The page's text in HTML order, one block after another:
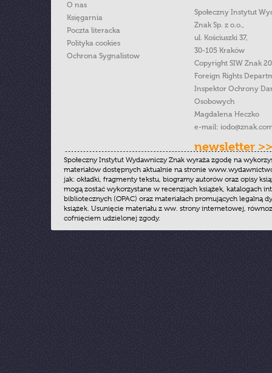
O nas
Księgarnia
Poczta literacka
Polityka cookies
Ochrona Sygnalistow
Społeczny Instytut
Znak Sp. z o.o.,
ul. Kościuszki 37,
30-105 Kraków
Copyright SIW Znak
Foreign Rights
Inspektor Ochrony
Osobowych
Magdalena Heczko
e-mail:
newsletter >>
Społeczny Instytut Wydawniczy Znak wyraża zgodę na
materiałów dostępnych aktualnie na stronie
jak: okładki, fragmenty tekstu, biogramy autorów oraz opisy
mogą zostać wykorzystane w recenzjach książek, katalogach
bibliotecznych (OPAC) oraz materiałach promujących legalną
książek. Usunięcie materiału z ww. strony internetowej,
cofnięciem udzielonej zgody.